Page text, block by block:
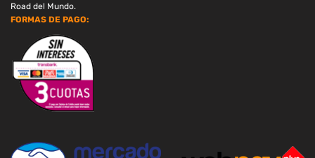
Road del Mundo.
FORMAS DE PAGO: